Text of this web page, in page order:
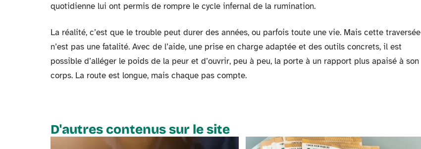
quotidienne lui ont permis de rompre le cycle infernal de la rumination.
La réalité, c’est que le trouble peut durer des années, ou parfois toute une vie. Mais cette traversée
n’est pas une fatalité. Avec de l’aide, une prise en charge adaptée et des outils concrets, il est
possible d’alléger le poids de la peur et d’ouvrir, peu à peu, la porte à un rapport plus apaisé à son
corps. La route est longue, mais chaque pas compte.
D'autres contenus sur le site